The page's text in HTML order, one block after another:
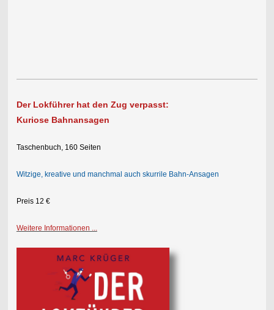
Der Lokführer hat den Zug verpasst:
Kuriose Bahnansagen
Taschenbuch, 160 Seiten
Witzige, kreative und manchmal auch skurrile Bahn-Ansagen
Preis 12 €
Weitere Informationen ...